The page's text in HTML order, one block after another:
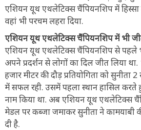
एशियन यूथ एथलेटिक्स चैंपियनशिप में हिस्सा
वहां भी परचम लहरा दिया.
एशियन यूथ एथलेटिक्स चैंपियनशिप में भी
एशियन यूथ एथलेटिक्स चैंपियनशिप से पहले
अपने प्रदर्शन से लोगों का दिल जीत लिया
हजार मीटर की दौड़ प्रतियोगिता को
में सफल रही. उसमें पहला स्थान हासिल
नाम किया था. अब एशियन यूथ एथलेटिक्स
मेडल पर कब्जा जमाकर सुनीता ने
दी है.